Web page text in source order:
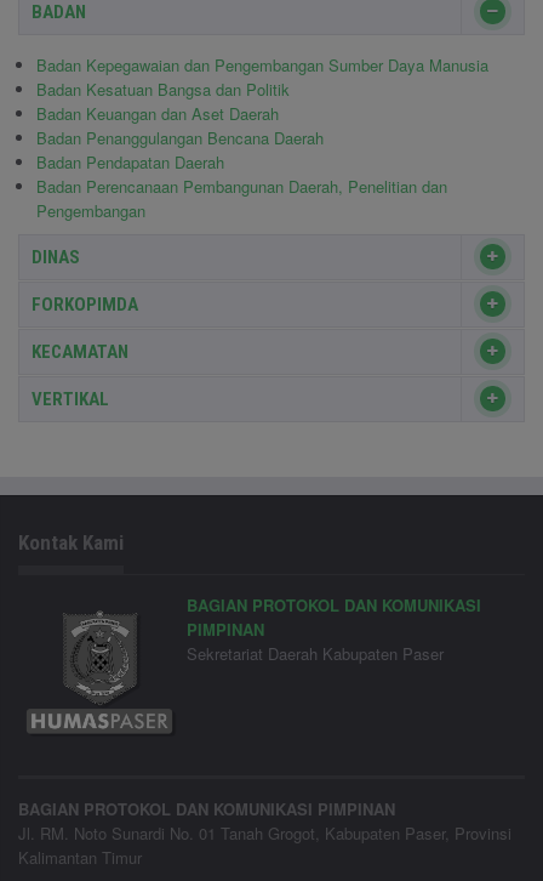
BADAN
Badan Kepegawaian dan Pengembangan Sumber Daya Manusia
Badan Kesatuan Bangsa dan Politik
Badan Keuangan dan Aset Daerah
Badan Penanggulangan Bencana Daerah
Badan Pendapatan Daerah
Badan Perencanaan Pembangunan Daerah, Penelitian dan
Pengembangan
DINAS
FORKOPIMDA
KECAMATAN
VERTIKAL
Kontak Kami
BAGIAN PROTOKOL DAN KOMUNIKASI
PIMPINAN
Sekretariat Daerah Kabupaten Paser
BAGIAN PROTOKOL DAN KOMUNIKASI PIMPINAN
Jl. RM. Noto Sunardi No. 01 Tanah Grogot, Kabupaten Paser, Provinsi
Kalimantan Timur